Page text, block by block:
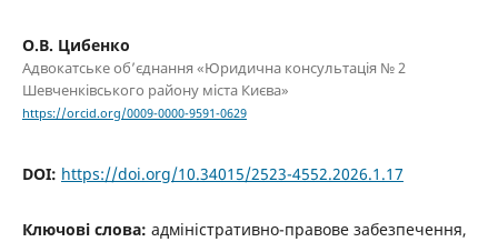
О.В. Цибенко
Адвокатське об’єднання «Юридична консультація № 2
Шевченківського району міста Києва»
https://orcid.org/0009-0000-9591-0629
DOI: https://doi.org/10.34015/2523-4552.2026.1.17
Ключові слова: адміністративно-правове забезпечення,